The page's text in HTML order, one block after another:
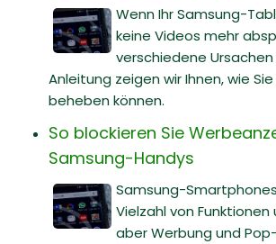
Wenn Ihr Samsung-
keine Videos mehr
verschiedene
Anleitung zeigen wir Ihnen, wie
beheben können.
So blockieren Sie
Samsung-Handys
Samsung-
Vielzahl von Funktionen
aber Werbung und